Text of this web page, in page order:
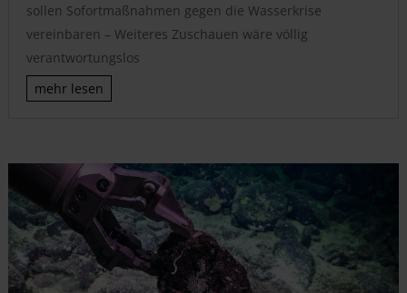
sollen Sofortmaßnahmen gegen die Wasserkrise
vereinbaren – Weiteres Zuschauen wäre völlig
verantwortungslos
mehr lesen